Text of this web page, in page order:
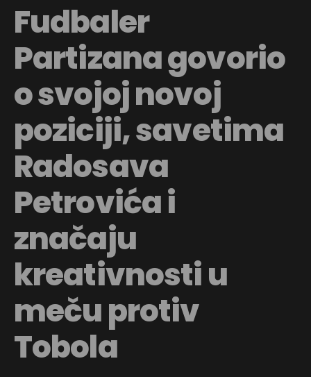
Fudbaler
Partizana govorio
o svojoj novoj
poziciji, savetima
Radosava
Petrovića i
značaju
kreativnosti u
meču protiv
Tobola